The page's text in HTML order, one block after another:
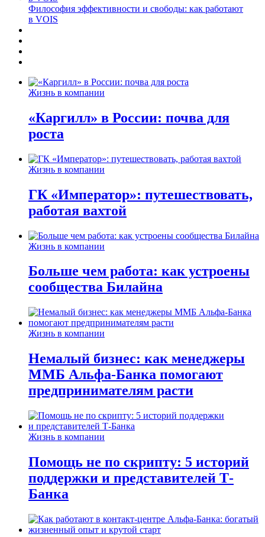
Философия эффективности и свободы: как работают
в VOIS
Жизнь в компании
«Каргилл» в России: почва для
роста
Жизнь в компании
ГК «Император»: путешествовать,
работая вахтой
Жизнь в компании
Больше чем работа: как устроены
сообщества Билайна
Жизнь в компании
Немалый бизнес: как менеджеры
ММБ Альфа-Банка помогают
предпринимателям расти
Жизнь в компании
Помощь не по скрипту: 5 историй
поддержки и представителей Т-
Банка